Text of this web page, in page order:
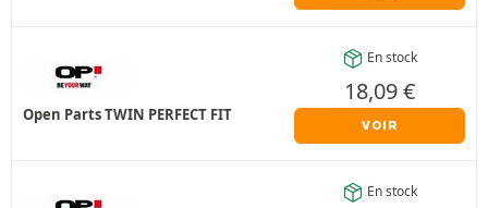
Open Parts TWIN PERFECT FIT
En stock
18,09€
VOIR
En stock